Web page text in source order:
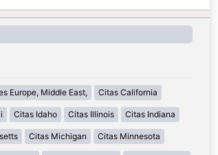
Europe, Middle East, Citas California
Citas Idaho Citas Illinois Citas Indiana
Citas Michigan Citas Minnesota